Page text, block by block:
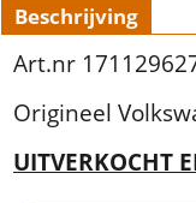
Beschrijving
Art.nr
Origineel
UITVERKOCHT